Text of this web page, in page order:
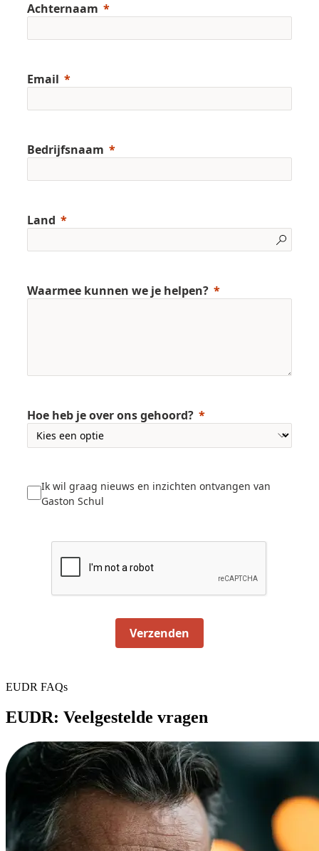
Achternaam
Email
Bedrijfsnaam
Land
Waarmee kunnen we je helpen?
Hoe heb je over ons gehoord?
Ik wil graag nieuws en inzichten ontvangen van
Gaston Schul
Verzenden
EUDR FAQs
EUDR: Veelgestelde vragen